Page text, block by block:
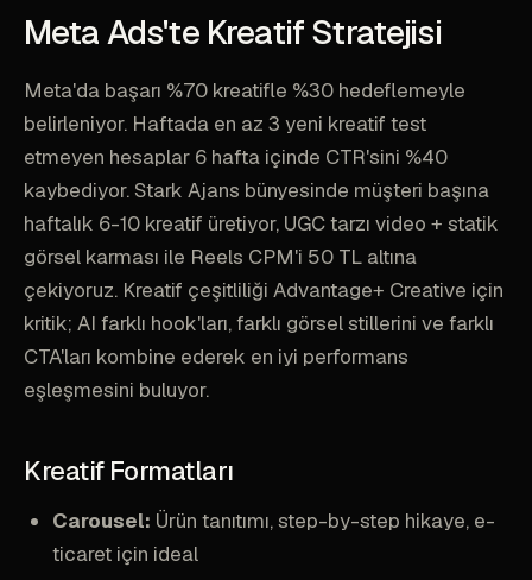
Meta Ads'te Kreatif Stratejisi
Meta'da başarı %70 kreatifle %30 hedeflemeyle
belirleniyor. Haftada en az 3 yeni kreatif test
etmeyen hesaplar 6 hafta içinde CTR'sini %40
kaybediyor. Stark Ajans bünyesinde müşteri başına
haftalık 6-10 kreatif üretiyor, UGC tarzı video + statik
görsel karması ile Reels CPM'i 50 TL altına
çekiyoruz. Kreatif çeşitliliği Advantage+ Creative için
kritik; AI farklı hook'ları, farklı görsel stillerini ve farklı
CTA'ları kombine ederek en iyi performans
eşleşmesini buluyor.
Kreatif Formatları
Carousel: Ürün tanıtımı, step-by-step hikaye, e-
ticaret için ideal